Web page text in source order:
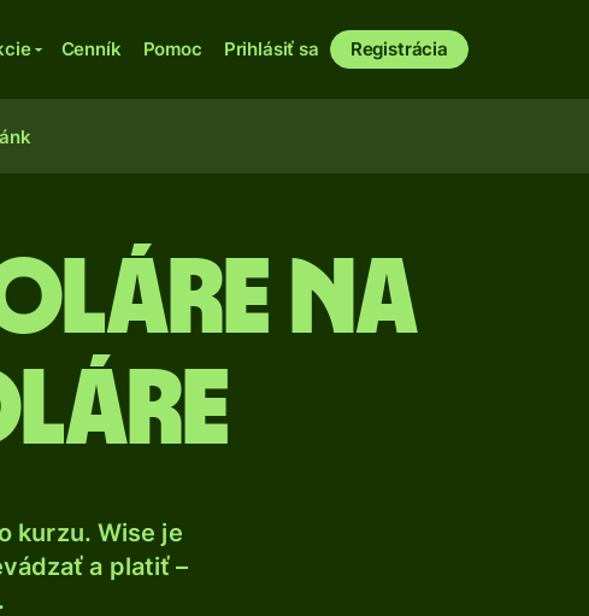
Cenník Pomoc Prihlásiť sa Registrácia
na
kurzu. Wise je
a platiť –